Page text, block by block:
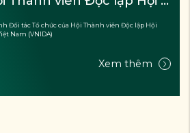
Đối tác Tổ chức của Hội Thành viên Độc lập Hội
Nam (VNIDA)
Xem thêm